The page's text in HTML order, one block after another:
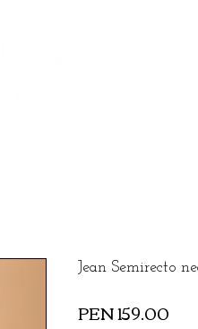
Jean Semirecto
PEN 159.00